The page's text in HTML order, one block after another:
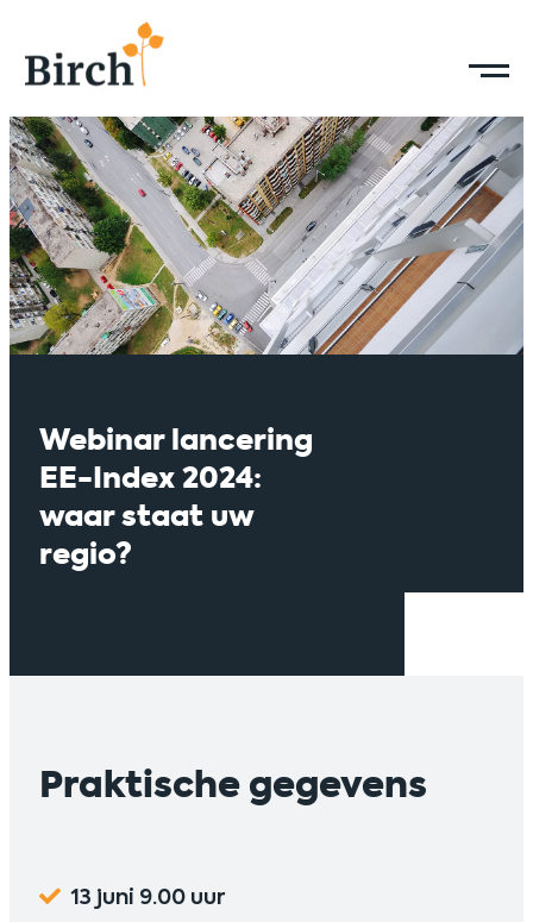
Webinar lancering
EE-Index 2024:
waar staat uw
regio?
Praktische gegevens
13 juni 9.00 uur